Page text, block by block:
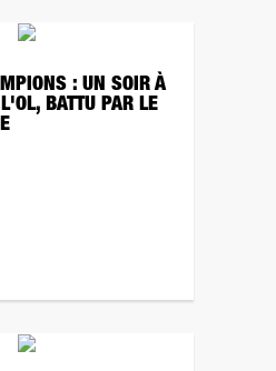
: UN SOIR À
BATTU PAR LE